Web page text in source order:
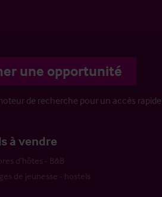
une opportunité
de recherche pour un accès rapide
à vendre
d’hôtes - B&B
de jeunesse - hostels